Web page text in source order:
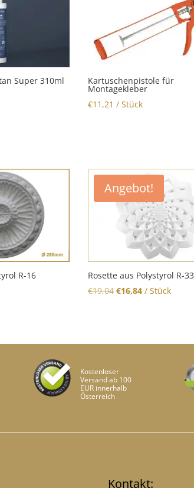
Super 310ml
Kartuschenpistole für
Montagekleber
€11,21 / Stück
R-16
Angebot!
Rosette aus Polystyrol R-33
€19,04 Original
€16,84Current
/ Stück
Kostenloser
Versand ab 100
EUR innerhalb
Österreich
Kontakt: